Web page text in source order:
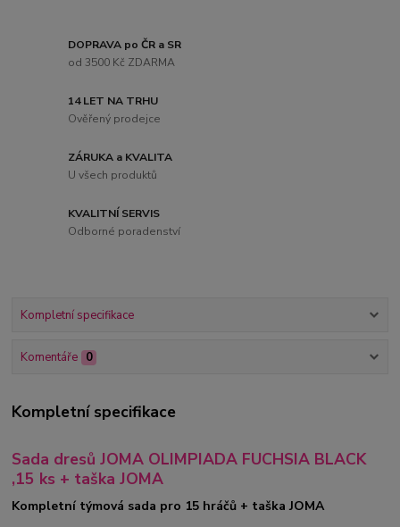
DOPRAVA po ČR a SR
od 3500 Kč ZDARMA
14 LET NA TRHU
Ověřený prodejce
ZÁRUKA a KVALITA
U všech produktů
KVALITNÍ SERVIS
Odborné poradenství
Kompletní specifikace
Komentáře 0
Kompletní specifikace
Sada dresů JOMA OLIMPIADA FUCHSIA BLACK
,15 ks + taška JOMA
Kompletní týmová sada pro 15 hráčů + taška JOMA